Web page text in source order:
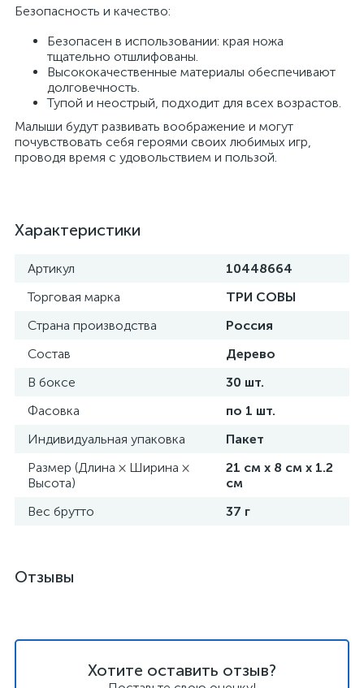
Безопасность и качество:
Безопасен в использовании: края ножа
тщательно отшлифованы.
Высококачественные материалы обеспечивают
долговечность.
Тупой и неострый, подходит для всех возрастов.
Малыши будут развивать воображение и могут
почувствовать себя героями своих любимых игр,
проводя время с удовольствием и пользой.
Характеристики
Артикул
10448664
Торговая марка
ТРИ СОВЫ
Страна производства
Россия
Состав
Дерево
В боксе
30 шт.
Фасовка
по 1 шт.
Индивидуальная упаковка
Пакет
Размер (Длина × Ширина ×
Высота)
21 см х 8 см х 1.2
см
Вес брутто
37 г
Отзывы
Хотите оставить отзыв?